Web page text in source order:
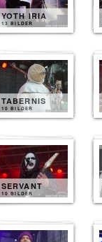
YOTH IRIA
13 BILDER
TABERNIS
10 BILDER
SERVANT
10 BILDER